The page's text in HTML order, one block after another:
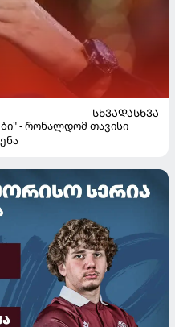
ᲡᲮᲕᲐᲓᲐᲡᲮᲕᲐ
- რონალდომ თავისი